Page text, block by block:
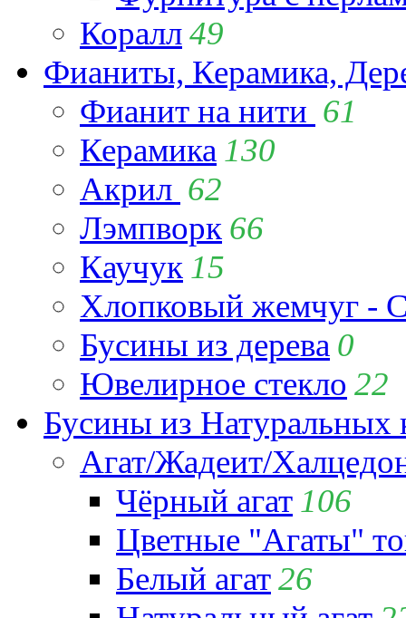
Коралл49
Фианиты, Керамика,
Фианит на нити 61
Керамика 130
Акрил 62
Лэмпворк 66
Каучук 15
Хлопковый жемчуг -
Бусины из дерева 0
Ювелирное стекло 22
Бусины из Натуральных
Агат/Жадеит/
Чёрный агат 106
Цветные "Агаты"
Белый агат26